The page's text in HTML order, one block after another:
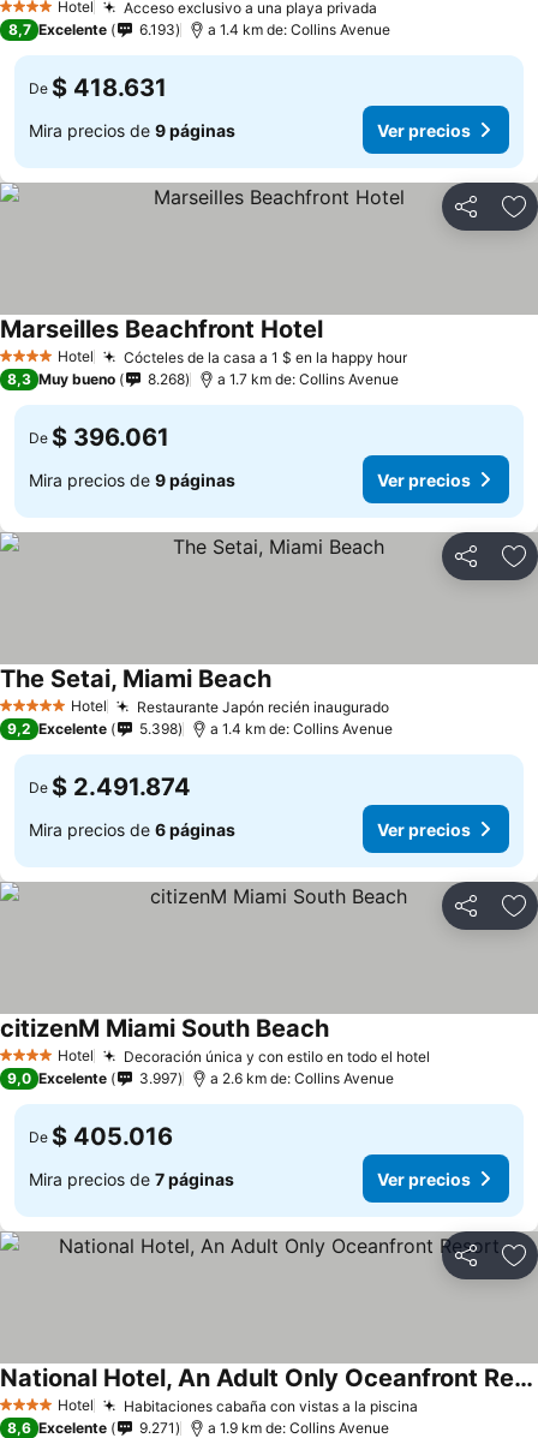
4 EstrellasHotel
Acceso exclusivo a una playa privada
8,7 Excelente 6.193 a 1.4 km de: Collins Avenue
De $ 418.631
Mira precios de 9 páginas Ver precios
Compartir
4 EstrellasHotel Cócteles de la casa a 1 $ en la happy hour
Marseilles Beachfront Hotel
8,3 Muy bueno 8.268 a 1.7 km de: Collins Avenue
De $ 396.061
Mira precios de 9 páginas Ver precios
Compartir
5 Estrellas Hotel Restaurante Japón recién inaugurado
The Setai, Miami Beach
9,2 Excelente 5.398 a 1.4 km de: Collins Avenue
De $ 2.491.874
Mira precios de 6 páginas Ver precios
Compartir
4 EstrellasHotel Decoración única y con estilo en todo el hotel
citizenM Miami South Beach
9,0 Excelente 3.997 a 2.6 km de: Collins Avenue
De $ 405.016
Mira precios de 7 páginas Ver precios
Compartir
4 EstrellasHotel Habitaciones cabaña con vistas a la piscina
National Hotel, An Adult Only Oceanfront Resort
8,6 Excelente 9.271 a 1.9 km de: Collins Avenue